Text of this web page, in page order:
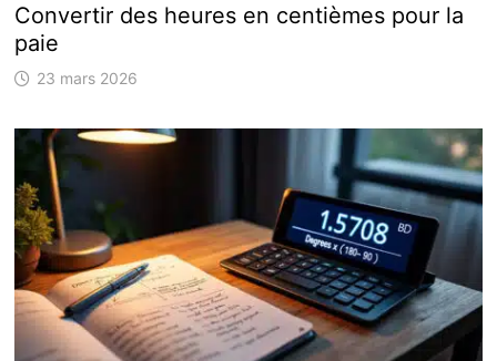
Convertir des heures en centièmes pour la
paie
23 mars 2026